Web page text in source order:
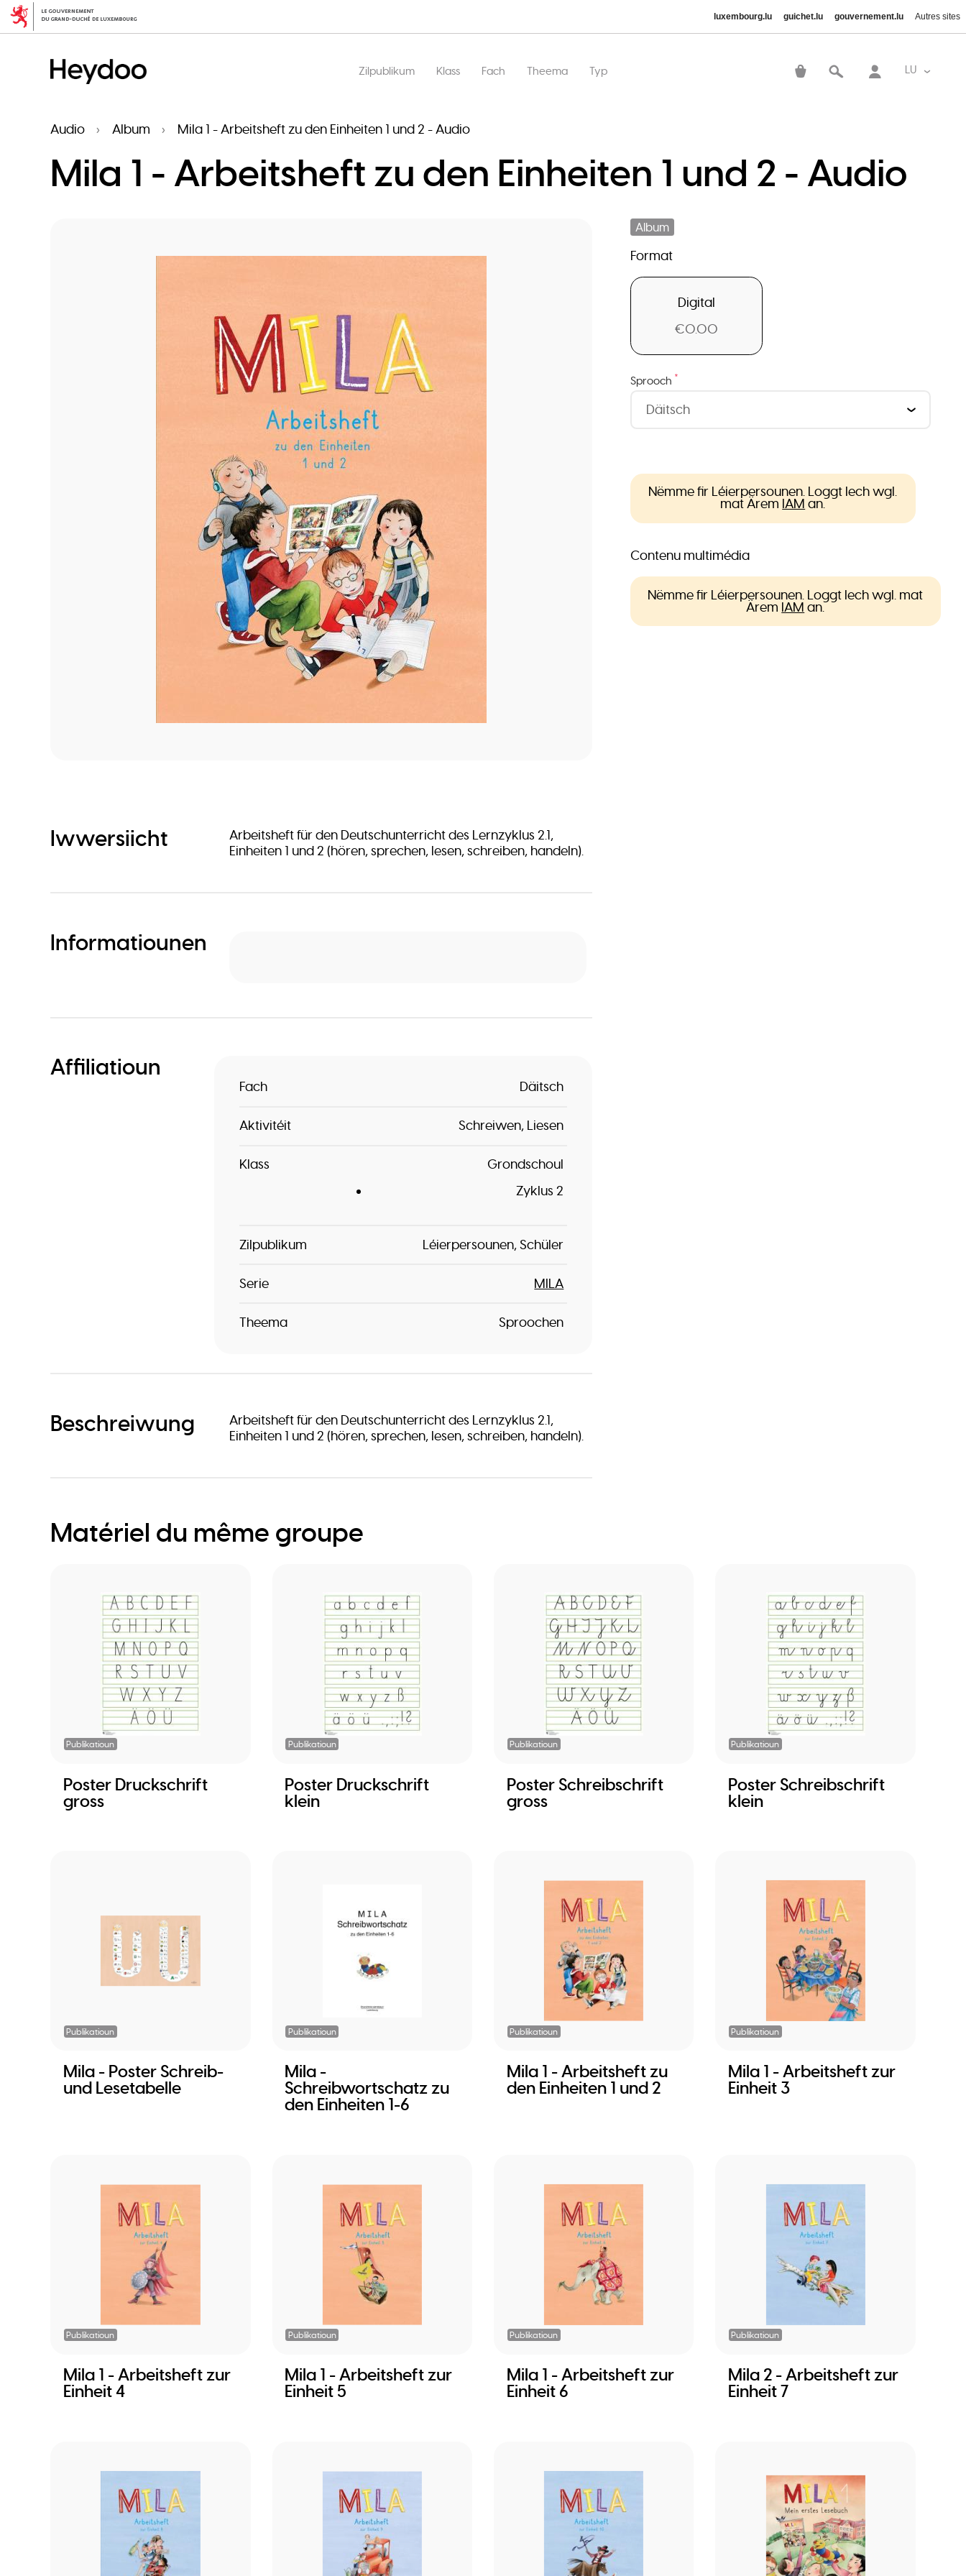
luxembourg.lu guichet.lu gouvernement.lu Autres sites
Main
Zilpublikum Klass Fach Theema Typ LU List
account
Audio Album Mila 1 - Arbeitsheft zu den Einheiten 1 und 2 - Audio
Mila 1 - Arbeitsheft zu den Einheiten 1 und 2 - Audio
Iwwersiicht
Arbeitsheft für den Deutschunterricht des Lernzyklus 2.1,
Einheiten 1 und 2 (hören, sprechen, lesen, schreiben, handeln).
Informatiounen
Affiliatioun
Fach Däitsch
Aktivitéit Schreiwen Liesen
Klass
Grondschoul
Zyklus 2
Zilpublikum Léierpersounen Schüler
Serie MILA
Theema Sproochen
Beschreiwung
Arbeitsheft für den Deutschunterricht des Lernzyklus 2.1,
Einheiten 1 und 2 (hören, sprechen, lesen, schreiben, handeln).
Album
Format
Digital
€0.00
Sprooch *
Nëmme fir Léierpersounen. Loggt Iech wgl.
mat Ärem IAM an.
Contenu multimédia
Nëmme fir Léierpersounen. Loggt Iech wgl. mat
Ärem IAM an.
Matériel du même groupe
Publikatioun
Poster Druckschrift
gross
Publikatioun
Poster Druckschrift
klein
Publikatioun
Poster Schreibschrift
gross
Publikatioun
Poster Schreibschrift
klein
Publikatioun
Mila - Poster Schreib-
und Lesetabelle
Publikatioun
Mila -
Schreibwortschatz zu
den Einheiten 1-6
Publikatioun
Mila 1 - Arbeitsheft zu
den Einheiten 1 und 2
Publikatioun
Mila 1 - Arbeitsheft zur
Einheit 3
Publikatioun
Mila 1 - Arbeitsheft zur
Einheit 4
Publikatioun
Mila 1 - Arbeitsheft zur
Einheit 5
Publikatioun
Mila 1 - Arbeitsheft zur
Einheit 6
Publikatioun
Mila 2 - Arbeitsheft zur
Einheit 7